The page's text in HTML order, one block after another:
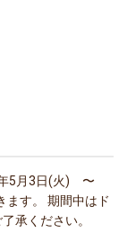
年5月3日(火) 〜
す。 期間中はド
承ください。